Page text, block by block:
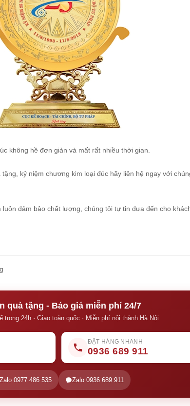
không hề đơn giản và mất rất nhiều thời gian.
kỷ niệm chương kim loại đúc hãy liên hệ ngay với
đảm bảo chất lượng, chúng tôi tự tin đưa đến cho
quà tặng - Báo giá miễn phí 24/7
trong 24h · Giao toàn quốc · Miễn phí nội thành Hà Nội
ĐẶT HÀNG NHANH
0936 689 911
Zalo 0977 486 535 Zalo 0936 689 911